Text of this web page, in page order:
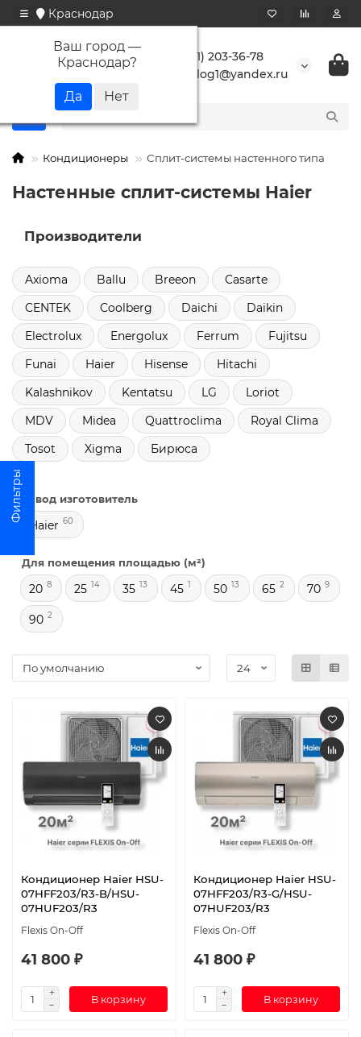
Краснодар
Ваш город —
Краснодар?
+7 (861) 203-36-78
buranlog1@yandex.ru
Кондиционеры Сплит-системы настенного типа
Настенные сплит-системы Haier
Производители
Axioma Ballu Breeon
Casarte
CENTEK
Coolberg Daichi
Daikin
Electrolux
Energolux Ferrum
Fujitsu
Funai
Haier Hisense
Hitachi
Kalashnikov
Kentatsu LG
Loriot
MDV
Midea Quattroclima
Royal Clima
Tosot
Xigma Бирюса
Завод изготовитель
Haier 60
Для помещения площадью (м²)
20 8 25 14 35 13 45 1 50 13 65 2 70 9
90 2
Кондиционер Haier HSU-
07HFF203/R3-B/HSU-
07HUF203/R3
Flexis On-Off
41 800 ₽
В корзину
Кондиционер Haier HSU-
07HFF203/R3-G/HSU-
07HUF203/R3
Flexis On-Off
41 800 ₽
В корзину